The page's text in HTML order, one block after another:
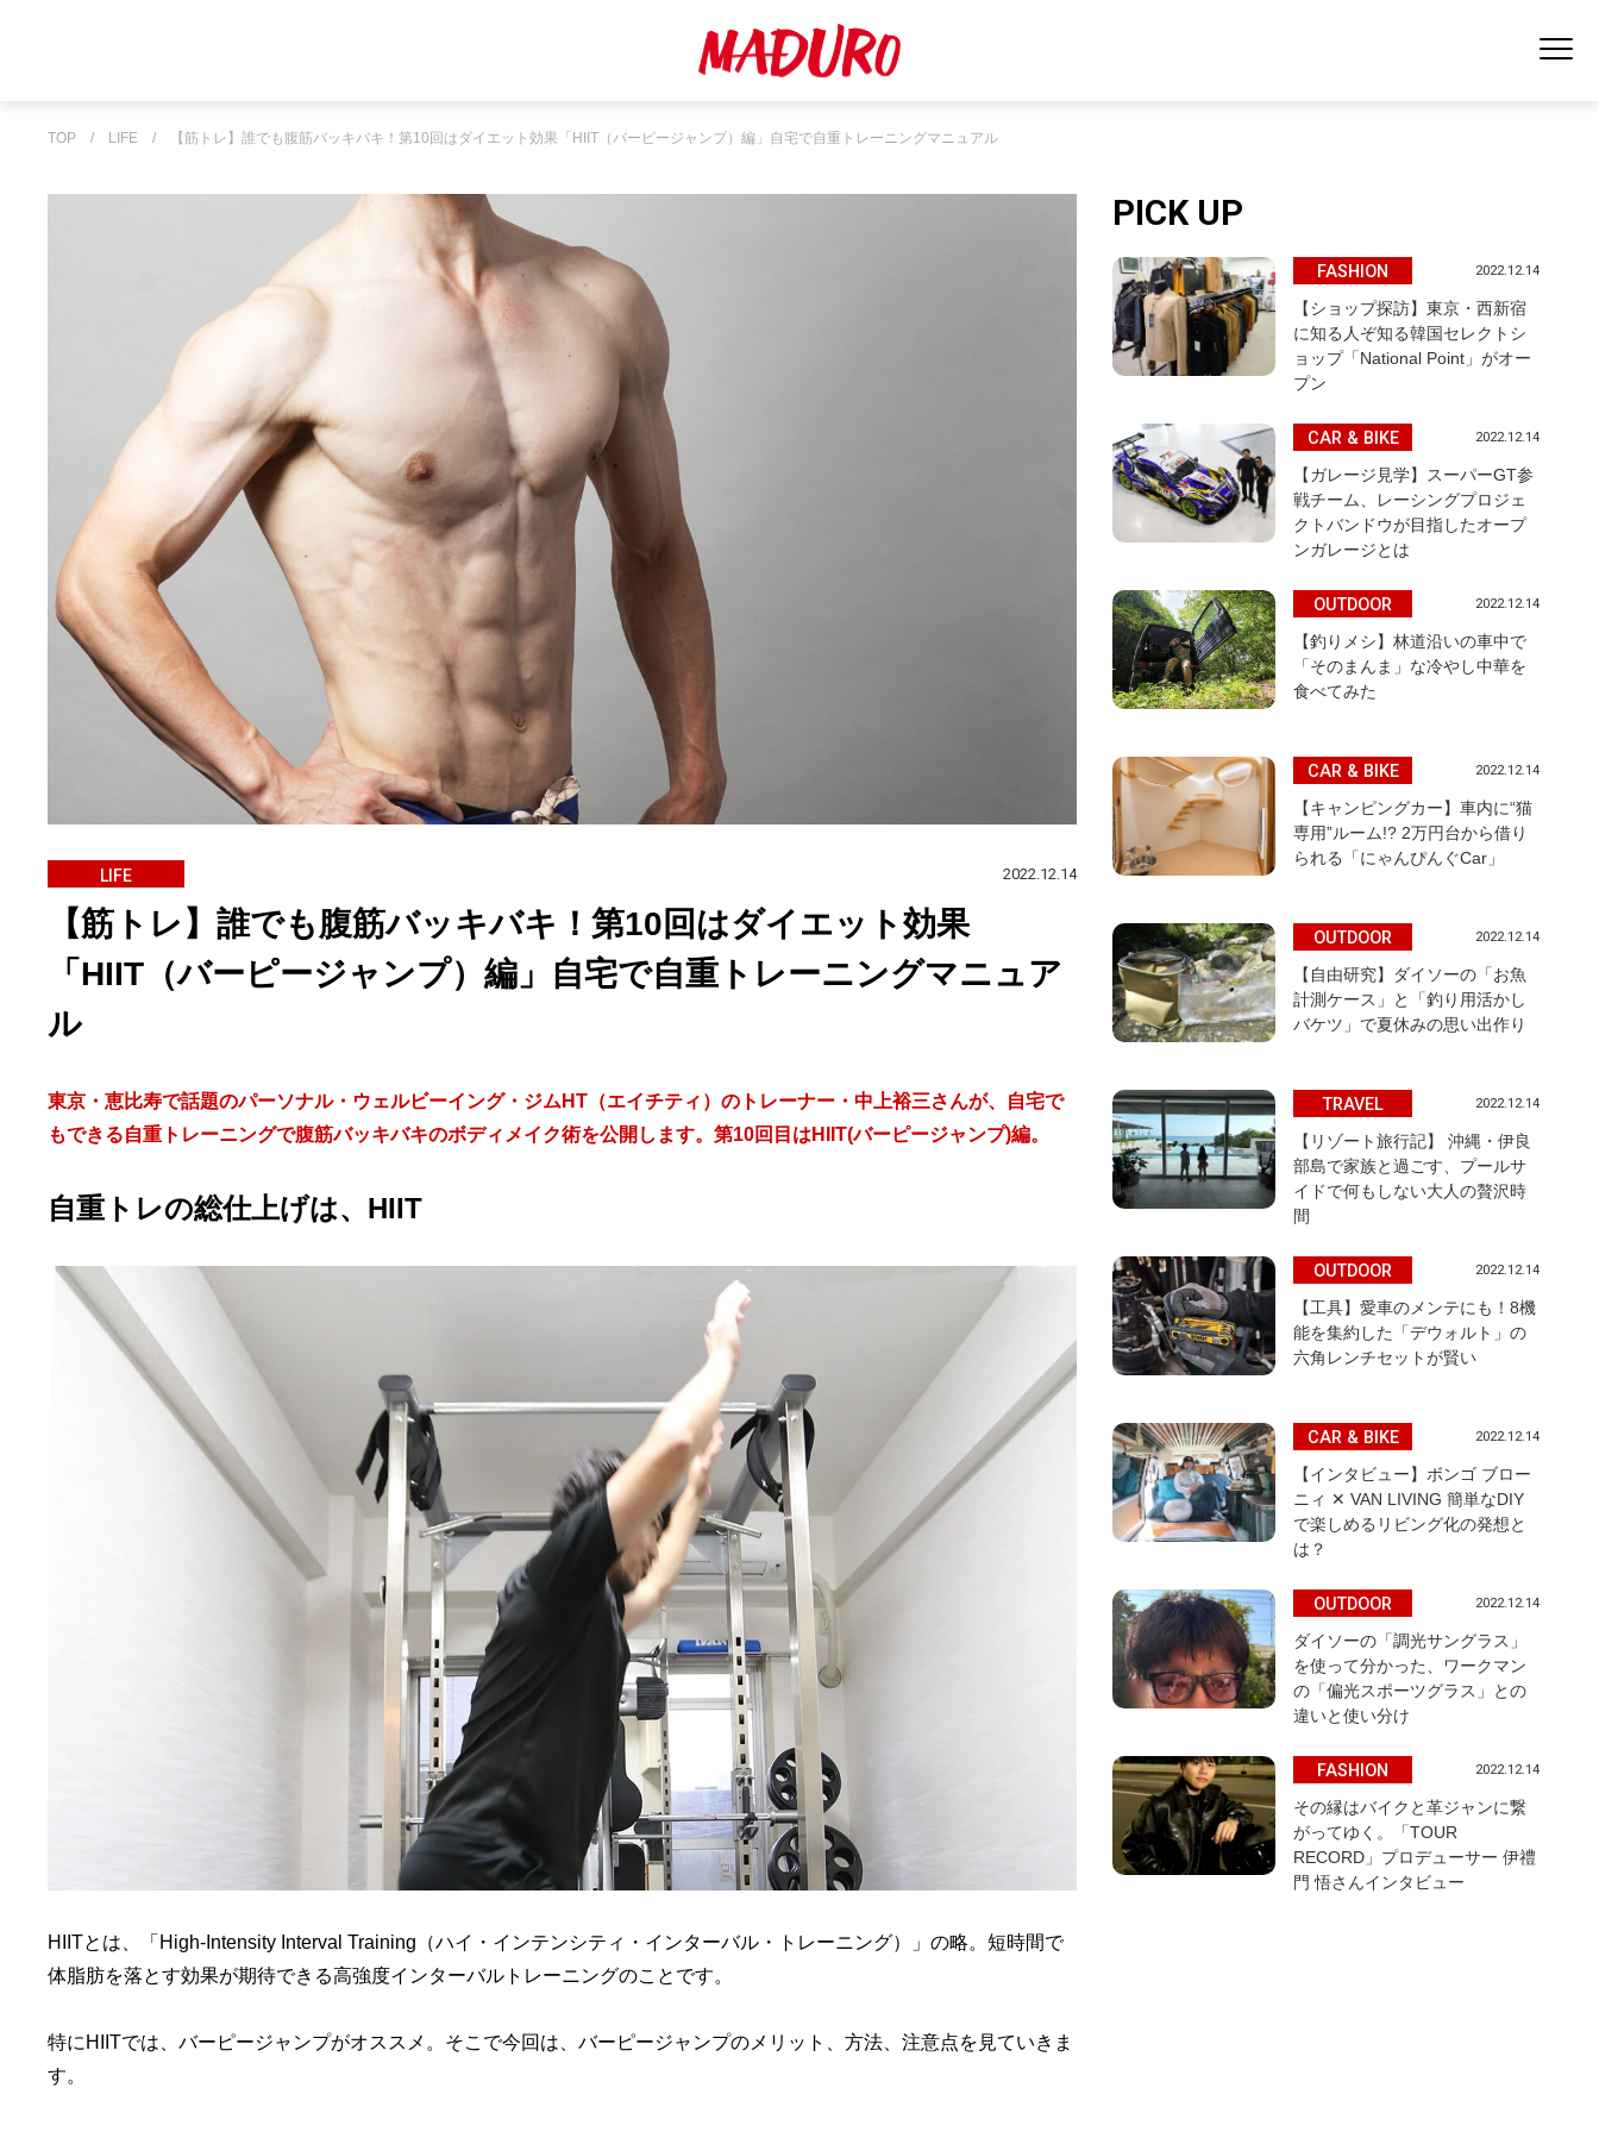
TOP / LIFE / 【筋トレ】誰でも腹筋バッキバキ！第10回はダイエット効果「HIIT（バーピージャンプ）編」自宅で自重トレーニングマニュアル
LIFE 2022.12.14
【筋トレ】誰でも腹筋バッキバキ！第10回はダイエット効果
「HIIT（バーピージャンプ）編」自宅で自重トレーニングマニュア
ル
東京・恵比寿で話題のパーソナル・ウェルビーイング・ジムHT（エイチティ）のトレーナー・中上裕三さんが、自宅で
もできる自重トレーニングで腹筋バッキバキのボディメイク術を公開します。第10回目はHIIT(バーピージャンプ)編。
自重トレの総仕上げは、HIIT
HIITとは、「High-Intensity Interval Training（ハイ・インテンシティ・インターバル・トレーニング）」の略。短時間で
体脂肪を落とす効果が期待できる高強度インターバルトレーニングのことです。
特にHIITでは、バーピージャンプがオススメ。そこで今回は、バーピージャンプのメリット、方法、注意点を見ていきま
す。
PICK UP
FASHION 2022.12.14
【ショップ探訪】東京・西新宿
に知る人ぞ知る韓国セレクトシ
ョップ「National Point」がオー
プン
CAR & BIKE 2022.12.14
【ガレージ見学】スーパーGT参
戦チーム、レーシングプロジェ
クトバンドウが目指したオープ
ンガレージとは
OUTDOOR 2022.12.14
【釣りメシ】林道沿いの車中で
「そのまんま」な冷やし中華を
食べてみた
CAR & BIKE 2022.12.14
【キャンピングカー】車内に“猫
専用”ルーム!? 2万円台から借り
られる「にゃんぴんぐCar」
OUTDOOR 2022.12.14
【自由研究】ダイソーの「お魚
計測ケース」と「釣り用活かし
バケツ」で夏休みの思い出作り
TRAVEL 2022.12.14
【リゾート旅行記】 沖縄・伊良
部島で家族と過ごす、プールサ
イドで何もしない大人の贅沢時
間
OUTDOOR 2022.12.14
【工具】愛車のメンテにも！8機
能を集約した「デウォルト」の
六角レンチセットが賢い
CAR & BIKE 2022.12.14
【インタビュー】ボンゴ ブロー
ニィ ✕ VAN LIVING 簡単なDIY
で楽しめるリビング化の発想と
は？
OUTDOOR 2022.12.14
ダイソーの「調光サングラス」
を使って分かった、ワークマン
の「偏光スポーツグラス」との
違いと使い分け
FASHION 2022.12.14
その縁はバイクと革ジャンに繋
がってゆく。「TOUR
RECORD」プロデューサー 伊禮
門 悟さんインタビュー